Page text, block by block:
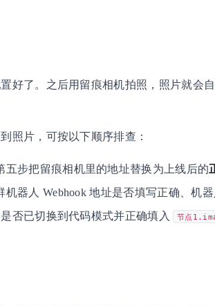
好了。之后用留痕相机拍照，照片就会
照片，可按以下顺序排查：
五步把留痕相机里的地址替换为上线后的
机器人 Webhook 地址是否填写正确、机
否已切换到代码模式并正确填入
节点